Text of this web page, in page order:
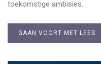
toekomstige ambisies.
GAAN VOORT MET LEES